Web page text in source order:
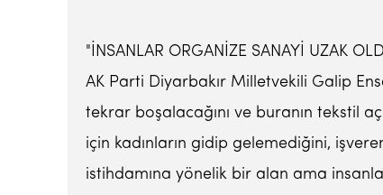
"İNSANLAR ORGANİZE SANAYİ UZAK
AK Parti Diyarbakır Milletvekili Galip
tekrar boşalacağını ve buranın tekstil
için kadınların gidip gelemediğini,
istihdamına yönelik bir alan ama